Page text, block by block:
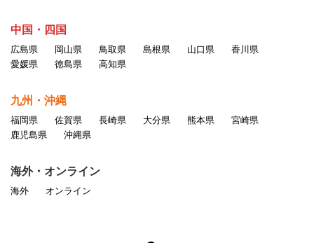
中国・四国
広島県 岡山県 鳥取県 島根県 山口県
香川県
愛媛県
徳島県 高知県
九州・沖縄
福岡県 佐賀県 長崎県 大分県 熊本県
宮崎県
鹿児島県
沖縄県
海外・オンライン
海外 オンライン